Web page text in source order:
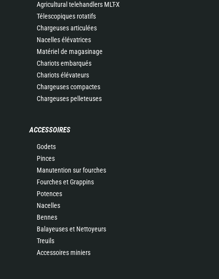
Agricultural telehandlers MLT-X
Télescopiques rotatifs
Chargeuses articulées
Nacelles élévatrices
Matériel de magasinage
Chariots embarqués
Chariots élévateurs
Chargeuses compactes
Chargeuses pelleteuses
ACCESSOIRES
Godets
Pinces
Manutention sur fourches
Fourches et Grappins
Potences
Nacelles
Bennes
Balayeuses et Nettoyeurs
Treuils
Accessoires miniers